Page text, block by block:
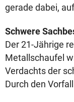
gerade dabei,
Schwere
Der 21-Jährige
Metallschaufel
Verdachts der
Durch den